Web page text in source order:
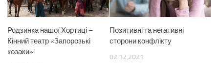
Родзинка нашої Хортиці –
Кінний театр «Запорозькі
козаки»!
Позитивні та негативні
сторони конфлікту
02.12.2021